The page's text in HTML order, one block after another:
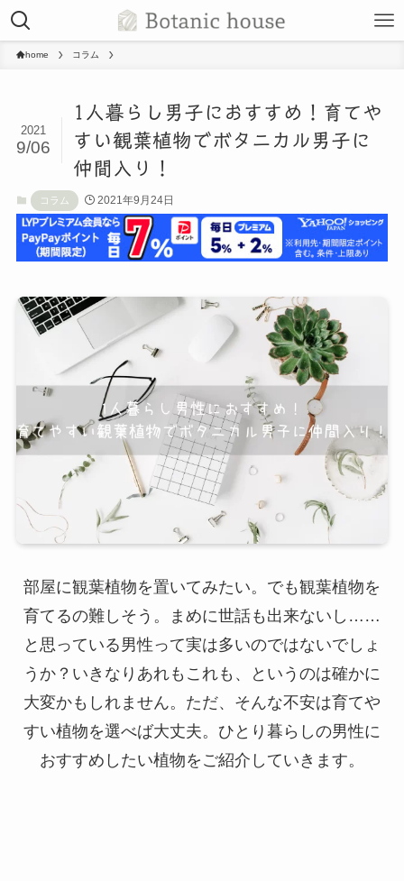
home コラム
1人暮らし男子におすすめ！育てや
すい観葉植物でボタニカル男子に
仲間入り！
2021
9/06
コラム 2021年9月24日
部屋に観葉植物を置いてみたい。でも観葉植物を
育てるの難しそう。まめに世話も出来ないし……
と思っている男性って実は多いのではないでしょ
うか？いきなりあれもこれも、というのは確かに
大変かもしれません。ただ、そんな不安は育てや
すい植物を選べば大丈夫。ひとり暮らしの男性に
おすすめしたい植物をご紹介していきます。